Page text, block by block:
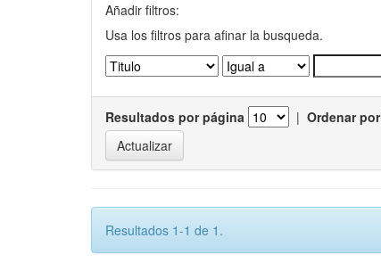
Añadir filtros:
Usa los filtros para afinar la busqueda.
Resultados por página | Ordenar por
Resultados 1-1 de 1.